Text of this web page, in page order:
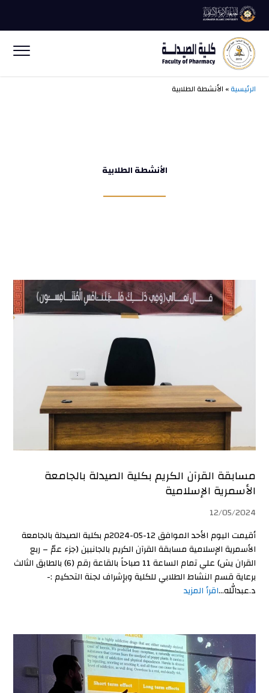
الرئيسية» الأنشطة الطلابية
الأنشطة الطلابية
ــــــــــــــــــــــــــ
مسابقة القرآن الكريم بكلية الصيدلة بالجامعة
الأسمرية الإسلامية
12/05/2024
أقيمت اليوم الأحد الموافق 12-05-2024م بكلية الصيدلة بالجامعة
الأسمرية الإسلامية مسابقة القرآن الكريم بالجانبين (جزء عمّ – ربع
القران يسٓ) علي تمام الساعة 11 صباحاً بالقاعة رقم (6) بالطابق الثالث
برعاية قسم النشاط الطلابي للكلية وبإشراف لجنة التحكيم :-
د.عبدالله...اقرأ المزيد